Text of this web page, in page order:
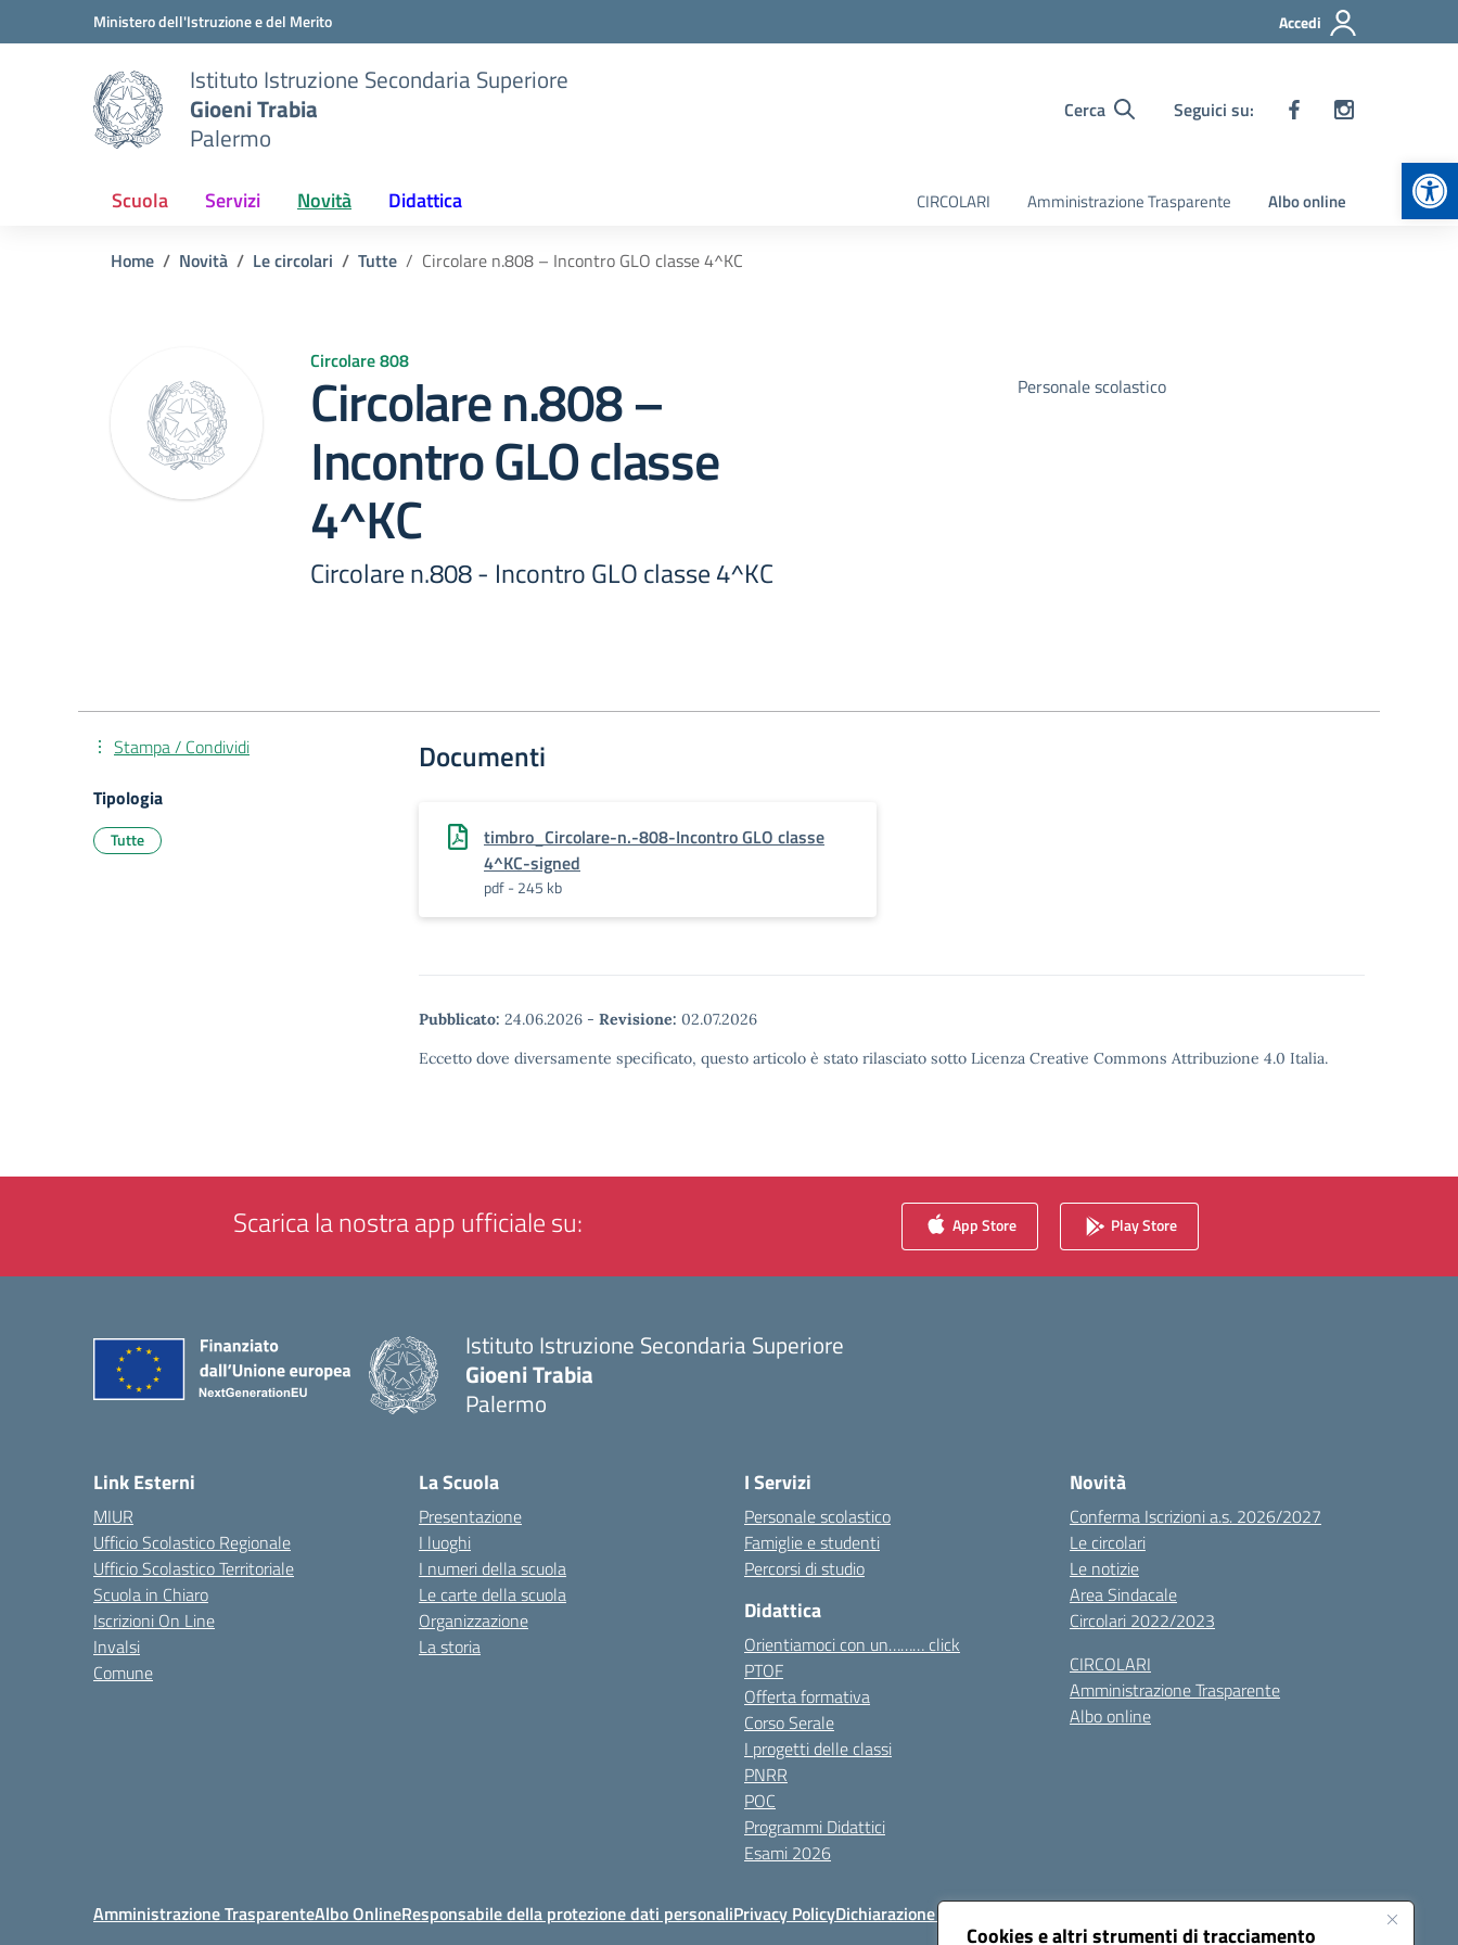
Cookies e altri strumenti di tracciamento
Vai ai contenuti
Vai al menu di navigazioneMinistero dell'Istruzione e del Merito Accedi
Istituto Istruzione Secondaria Superiore
Gioeni Trabia
Palermo
Cerca Seguici su:
Scuola Servizi Novità Didattica CIRCOLARI Amministrazione Trasparente Albo online
Home Novità Le circolari Tutte Circolare n.808 – Incontro GLO classe 4^KC
Circolare 808
Circolare n.808 –
Incontro GLO classe
4^KC
Circolare n.808 - Incontro GLO classe 4^KC
Personale scolastico
Documenti
timbro_Circolare-n.-808-Incontro GLO classe
4^KC-signed
pdf - 245 kb
Pubblicato: 24.06.2026 - Revisione: 02.07.2026
Eccetto dove diversamente specificato, questo articolo è stato rilasciato sotto Licenza Creative Commons Attribuzione 4.0 Italia.
Stampa / Condividi
Tipologia
Tutte
Scarica la nostra app ufficiale su: App Store Play Store
Istituto Istruzione Secondaria Superiore
Gioeni Trabia
Palermo
Link Esterni
MIUR
Ufficio Scolastico Regionale
Ufficio Scolastico Territoriale
Scuola in Chiaro
Iscrizioni On Line
Invalsi
Comune
La Scuola
Presentazione
I luoghi
I numeri della scuola
Le carte della scuola
Organizzazione
La storia
I Servizi
Personale scolastico
Famiglie e studenti
Percorsi di studio
Didattica
Orientiamoci con un……… click
PTOF
Offerta formativa
Corso Serale
I progetti delle classi
PNRR
POC
Programmi Didattici
Esami 2026
Novità
Conferma Iscrizioni a.s. 2026/2027
Le circolari
Le notizie
Area Sindacale
Circolari 2022/2023
CIRCOLARI
Amministrazione Trasparente
Albo online
Amministrazione TrasparenteAlbo OnlineResponsabile della protezione dati personaliPrivacy PolicyDichiarazione di accessibilità Seguici su: